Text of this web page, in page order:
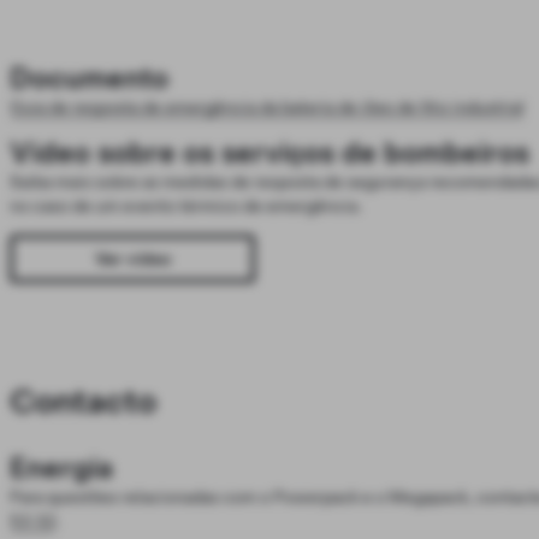
Documento
Guia de resposta de emergência da bateria de iões de lítio industrial
Vídeo sobre os serviços de bombeiros
Saiba mais sobre as medidas de resposta de segurança
no caso de um evento térmico de emergência.
Ver vídeo
Contacto
Energia
Para questões relacionadas com o Powerpack e o Megapack,